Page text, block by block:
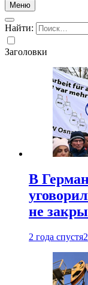
Меню
Найти:
Заголовки
В
не
2 года спустя